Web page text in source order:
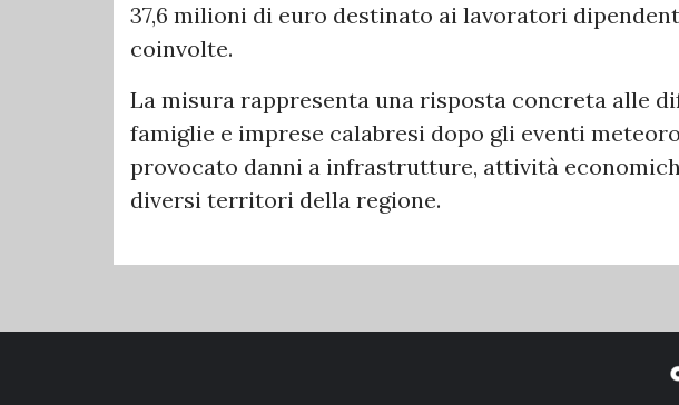
37,6 milioni di euro destinato ai lavoratori
coinvolte.
La misura rappresenta una risposta concreta alle
famiglie e imprese calabresi dopo gli eventi
provocato danni a infrastrutture, attività
diversi territori della regione.